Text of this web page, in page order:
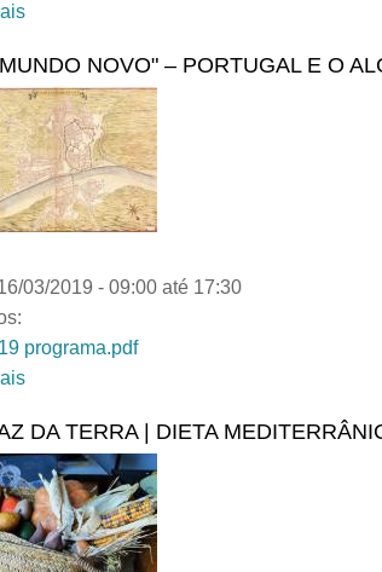
NOVO" – PORTUGAL E O
03/2019 - 09:00 até 17:30
programa.pdf
DA TERRA | DIETA